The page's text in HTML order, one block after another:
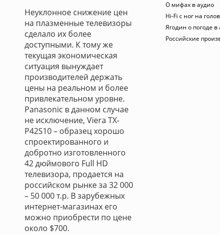
Неуклонное снижение цен
на плазменные телевизоры
сделало их более
доступными. К тому же
текущая экономическая
ситуация вынуждает
производителей держать
цены на реальном и более
привлекательном уровне.
Panasonic в данном случае
не исключение, Viera TX-
P42S10 – образец хорошо
спроектированного и
добротно изготовленного
42 дюймового Full HD
телевизора, продается на
российском рынке за 32 000
– 50 000 т.р. В зарубежных
интернет-магазинах его
можно приобрести по цене
около $700.
О мифах в аудио
Hi-Fi с ног на
Ягодин о погоде
Российские